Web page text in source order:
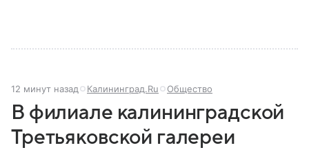
12 минут назад Калининград.Ru Общество
В филиале калининградской
Третьяковской галереи